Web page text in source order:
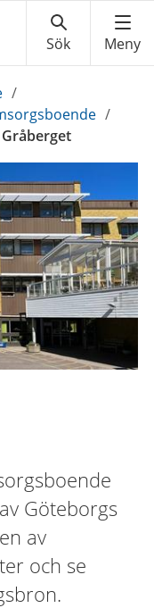
/
/
Gråberget
Göteborgs
av
och se